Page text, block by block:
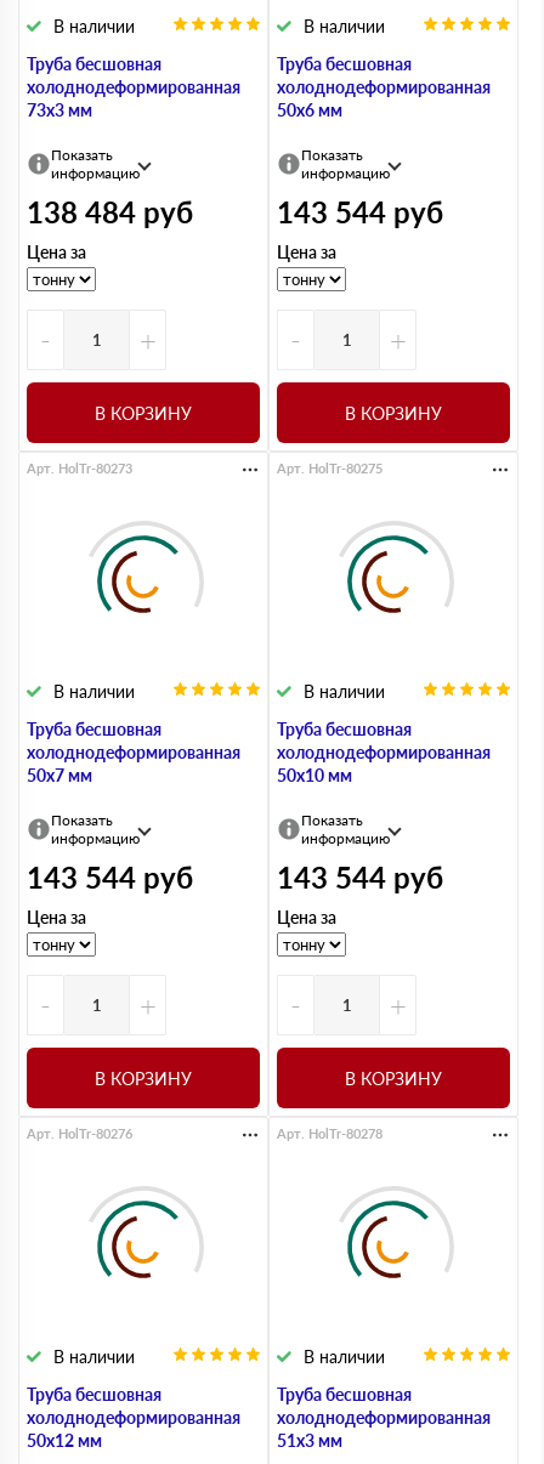
Труба бесшовная
холоднодеформированная
73х3 мм
В наличии
Показать
информацию
138 484 руб
Цена за
- +
В КОРЗИНУ
Труба бесшовная
холоднодеформированная
50х6 мм
В наличии
Показать
информацию
143 544 руб
Цена за
- +
В КОРЗИНУ
Труба бесшовная
холоднодеформированная
50х7 мм
В наличии
Арт. HolTr-80273
Показать
информацию
143 544 руб
Цена за
- +
В КОРЗИНУ
Труба бесшовная
холоднодеформированная
50х10 мм
В наличии
Арт. HolTr-80275
Показать
информацию
143 544 руб
Цена за
- +
В КОРЗИНУ
Труба бесшовная
холоднодеформированная
50х12 мм
В наличии
Арт. HolTr-80276
Труба бесшовная
холоднодеформированная
51х3 мм
В наличии
Арт. HolTr-80278